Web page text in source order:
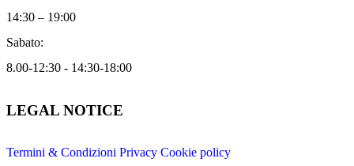
14:30 – 19:00
Sabato:
8.00-12:30 - 14:30-18:00
LEGAL NOTICE
Termini & Condizioni Privacy Cookie policy